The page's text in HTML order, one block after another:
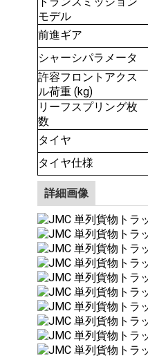
モデル
前進ギア
シャーシパラメータ
許容フロントアクス
ル荷重 (kg)
リーフスプリング枚
数
タイヤ
タイヤ仕様
詳細画像